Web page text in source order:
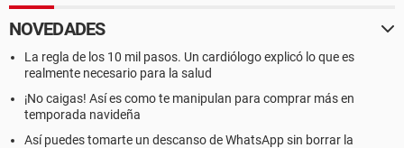
NOVEDADES
La regla de los 10 mil pasos. Un cardiólogo explicó lo que es
realmente necesario para la salud
¡No caigas! Así es como te manipulan para comprar más en
temporada navideña
Así puedes tomarte un descanso de WhatsApp sin borrar la